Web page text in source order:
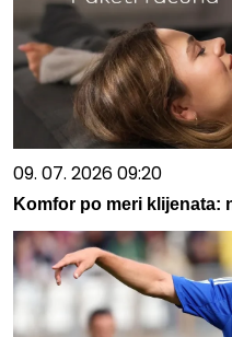
09. 07. 2026 09:20
Komfor po meri klijenata: